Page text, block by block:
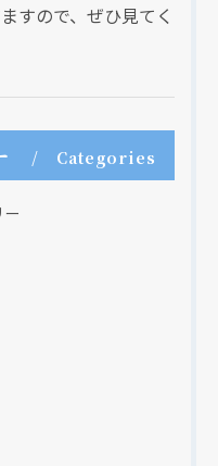
すので、ぜひ見てく
Categories